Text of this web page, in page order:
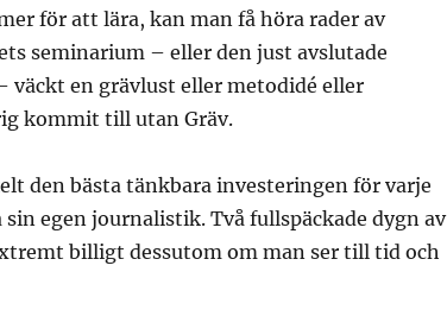
för att lära, kan man få höra rader av
seminarium – eller den just avslutade
väckt en grävlust eller metodidé eller
kommit till utan Gräv.
den bästa tänkbara investeringen för varje
egen journalistik. Två fullspäckade dygn av
billigt dessutom om man ser till tid och